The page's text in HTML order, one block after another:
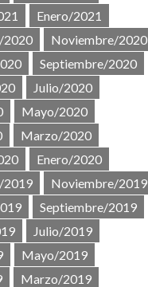
Enero/2021
2020
Noviembre/2020
Septiembre/2020
Julio/2020
Mayo/2020
Marzo/2020
Enero/2020
2019
Noviembre/2019
Septiembre/2019
Julio/2019
Mayo/2019
Marzo/2019